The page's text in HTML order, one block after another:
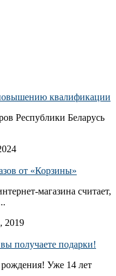
квалификации
Республики Беларусь
от «Корзины»
магазина считает,
2019
получаете подарки!
Уже 14 лет